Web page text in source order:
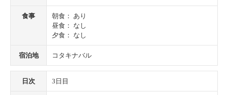
食事
朝食： あり
昼食： なし
夕食： なし
宿泊地 コタキナバル
日次 3日目